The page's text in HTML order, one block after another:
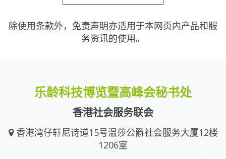
除使用条款外， 免责声明亦适用于本网页内产品和服
务资讯的使用。
乐龄科技博览暨高峰会秘书处
香港社会服务联会
香港湾仔轩尼诗道15号温莎公爵社会服务大厦12楼
1206室